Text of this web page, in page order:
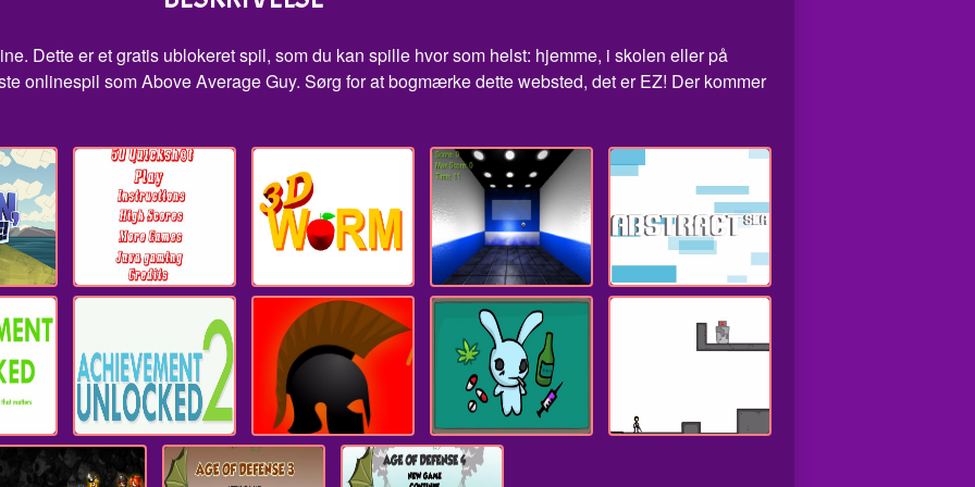
Dette er et gratis ublokeret spil, som du kan spille hvor som helst: hjemme, i skolen eller på
onlinespil som Above Average Guy. Sørg for at bogmærke dette websted, det er EZ! Der kommer